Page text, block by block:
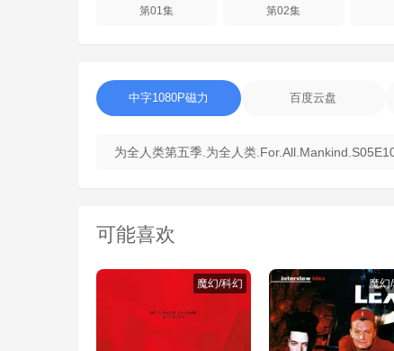
第01集 第02集
中字1080P磁力 百度云盘
为全人类第五季.为全人类
可能喜欢
魔幻/科幻 魔幻